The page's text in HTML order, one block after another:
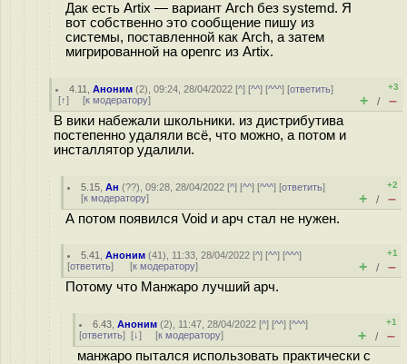
Дак есть Artix — вариант Arch без systemd. Я
вот собственно это сообщение пишу из
системы, поставленной как Arch, а затем
мигрированной на openrc из Artix.
4.11 ,Аноним (2), 09:24, 28/04/2022 [^] [^^] [^^^] [ответить]
[↑] [к модератору]
+3
+ / –
В вики набежали школьники. из дистрибутива
постепенно удаляли всё, что можно, а потом и
инсталлятор удалили.
5.15 ,Ан (??), 09:28, 28/04/2022 [^] [^^] [^^^] [ответить]
[к модератору]
+2
+ / –
А потом появился Void и арч стал не нужен.
5.41 ,Аноним (41), 11:33, 28/04/2022 [^] [^^] [^^^]
[ответить] [к модератору]
+1
+ / –
Потому что Манжаро лучший арч.
6.43 ,Аноним (2), 11:47, 28/04/2022 [^] [^^] [^^^]
[ответить] [↓] [к модератору]
+1
+ / –
манжаро пытался использовать практически с